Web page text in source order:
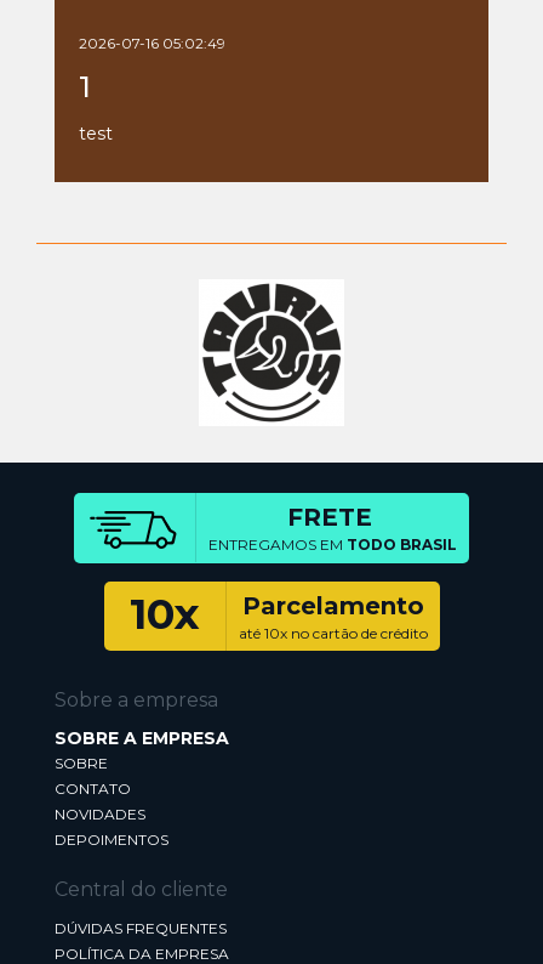
2026-07-16 05:02:49
1
test
FRETE
ENTREGAMOS EM TODO BRASIL
10x Parcelamento
até 10x no cartão de crédito
Sobre a empresa
SOBRE A EMPRESA
SOBRE
CONTATO
NOVIDADES
DEPOIMENTOS
Central do cliente
DÚVIDAS FREQUENTES
POLÍTICA DA EMPRESA